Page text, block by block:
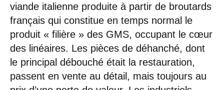
viande italienne produite à partir de broutards
français qui constitue en temps normal le
produit « filière » des GMS, occupant le cœur
des linéaires. Les pièces de déhanché, dont
le principal débouché était la restauration,
passent en vente au détail, mais toujours au